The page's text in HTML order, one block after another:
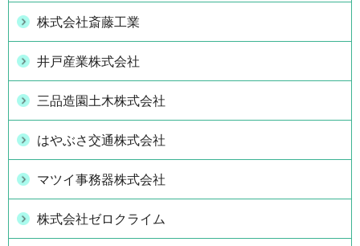
株式会社斎藤工業
井戸産業株式会社
三品造園土木株式会社
はやぶさ交通株式会社
マツイ事務器株式会社
株式会社ゼロクライム